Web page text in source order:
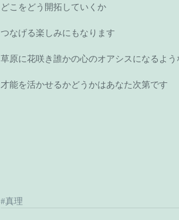
どこをどう開拓していくか
つなげる楽しみにもなります
草原に花咲き誰かの心のオアシスになるよ
才能を活かせるかどうかはあなた次第です
#真理